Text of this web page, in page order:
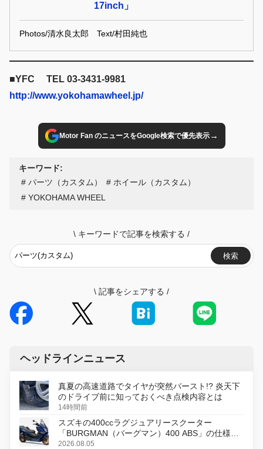
17inch」
Photos/清水良太郎 Text/村田純也
■YFC TEL 03-3431-9981
http://www.yokohamawheel.jp/
Motor Fan のニュースをGoogle検索で優先表示→
キーワード:
パーツ（カスタム）
ホイール（カスタム）
YOKOHAMA WHEEL
\ キーワードで記事を検索する /
検索
\ 記事をシェアする /
ヘッドラインニュース
真夏の高速道路でタイヤが突然バースト!? 炎天下
のドライブ前に知っておくべき点検内容とは
14時間前
スズキの400ccラグジュアリースクーター
「BURGMAN（バーグマン）400 ABS」の仕様を
変更し、8月18日に発売
2026.08.05